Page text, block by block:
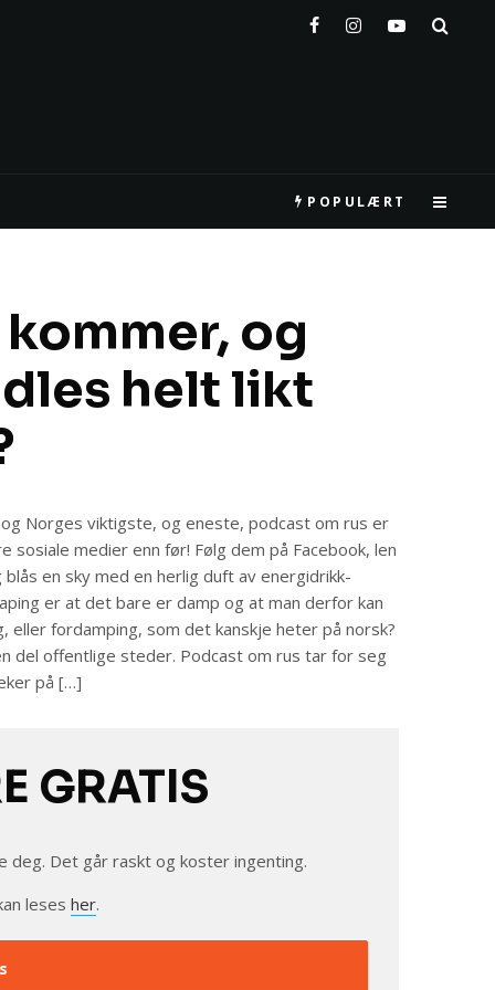
POPULÆRT
og
helt likt
Norges viktigste, og eneste, podcast om rus er
medier enn før! Følg dem på Facebook, len
en sky med en herlig duft av energidrikk-
er at det bare er damp og at man derfor kan
eller fordamping, som det kanskje heter på norsk?
del offentlige steder. Podcast om rus tar for seg
på […]
GRATIS
deg. Det går raskt og koster ingenting.
leses her.